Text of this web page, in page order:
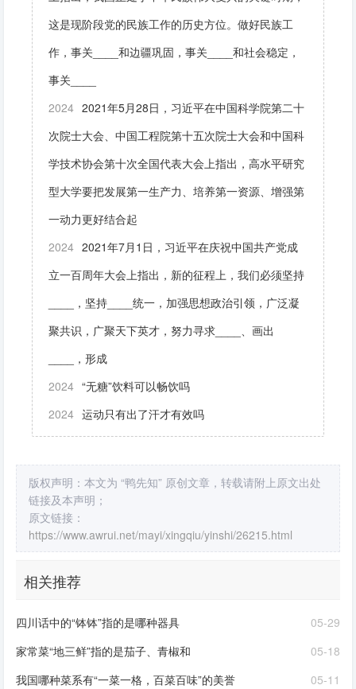
这是现阶段党的民族工作的历史方位。做好民族工
作，事关____和边疆巩固，事关____和社会稳定，
事关____
2024 2021年5月28日，习近平在中国科学院第二十
次院士大会、中国工程院第十五次院士大会和中国科
学技术协会第十次全国代表大会上指出，高水平研究
型大学要把发展第一生产力、培养第一资源、增强第
一动力更好结合起
2024 2021年7月1日，习近平在庆祝中国共产党成
立一百周年大会上指出，新的征程上，我们必须坚持
____，坚持____统一，加强思想政治引领，广泛凝
聚共识，广聚天下英才，努力寻求____、画出
____，形成
2024 “无糖”饮料可以畅饮吗
2024 运动只有出了汗才有效吗
版权声明：本文为 “鸭先知” 原创文章，转载请附上原文出处
链接及本声明；
原文链接：
https://www.awrui.net/mayi/xingqiu/yinshi/26215.html
相关推荐
05-29
四川话中的“钵钵”指的是哪种器具
05-18
家常菜“地三鲜”指的是茄子、青椒和
05-11
我国哪种菜系有“一菜一格，百菜百味”的美誉